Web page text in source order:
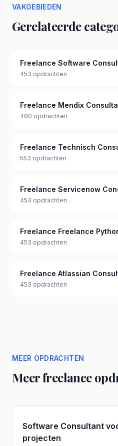
VAKGEBIEDEN
Gerelateerde
Freelance Software
453 opdrachten
Freelance Mendix
480 opdrachten
Freelance Technisch
553 opdrachten
Freelance Servicenow
453 opdrachten
Freelance Freelance
453 opdrachten
Freelance Atlassian
453 opdrachten
MEER OPDRACHTEN
Meer freelance
Software Consultant
projecten